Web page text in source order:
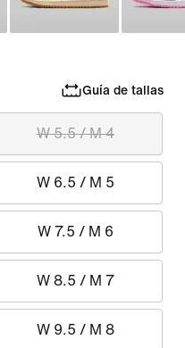
Guía de tallas
W 5.5 / M 4
W 6.5 / M 5
W 7.5 / M 6
W 8.5 / M 7
W 9.5 / M 8